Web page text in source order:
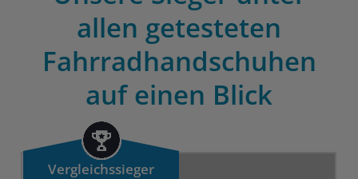
allen getesteten
Fahrradhandschuhen
auf einen Blick
Vergleichssieger